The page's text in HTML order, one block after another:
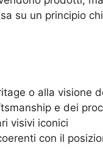
su un principio
o alla visione
e dei
visivi iconici
con il